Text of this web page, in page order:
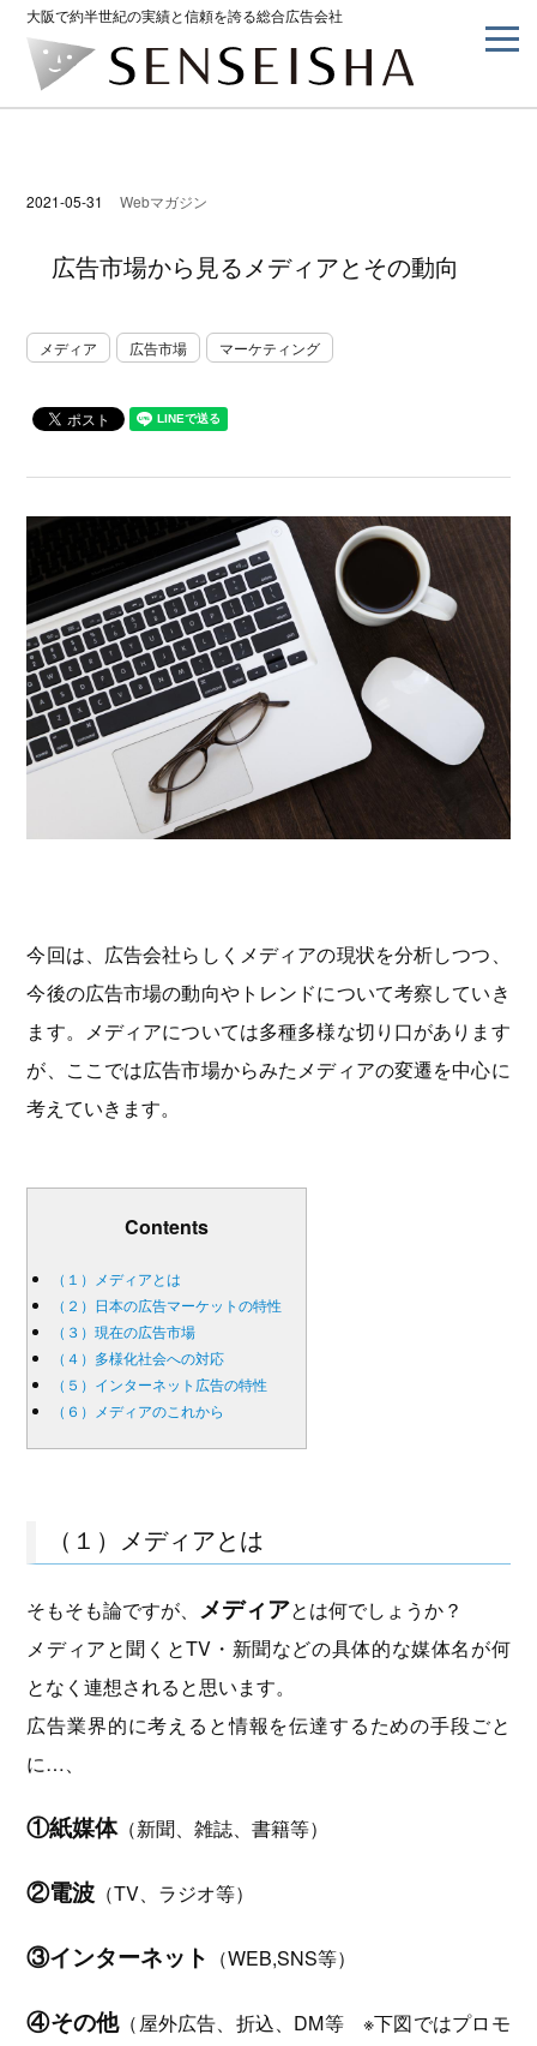
大阪で約半世紀の実績と信頼を誇る総合広告会社
2021-05-31 Webマガジン
広告市場から見るメディアとその動向
メディア 広告市場 マーケティング
今回は、広告会社らしくメディアの現状を分析しつつ、
今後の広告市場の動向やトレンドについて考察していき
ます。メディアについては多種多様な切り口があります
が、ここでは広告市場からみたメディアの変遷を中心に
考えていきます。
Contents
（１）メディアとは
（２）日本の広告マーケットの特性
（３）現在の広告市場
（４）多様化社会への対応
（５）インターネット広告の特性
（６）メディアのこれから
（１）メディアとは
そもそも論ですが、 メディアとは何でしょうか？
メディアと聞くとTV・新聞などの具体的な媒体名が何
となく連想されると思います。
広告業界的に考えると情報を伝達するための手段ごと
に…、
①紙媒体（新聞、雑誌、書籍等）
②電波 （TV、ラジオ等）
③インターネット （WEB,SNS等）
④その他（屋外広告、折込、DM等 ※下図ではプロモ